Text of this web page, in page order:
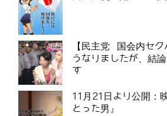
【民主党 国会内セク
うなりましたが、結
す
11月21日より公開：
とった男』